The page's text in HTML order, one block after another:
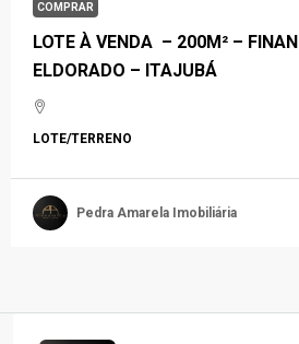
COMPRAR
LOTE À VENDA – 200M² –
ELDORADO – ITAJUBÁ
LOTE/TERRENO
Pedra Amarela Imobiliária